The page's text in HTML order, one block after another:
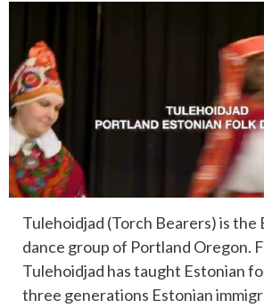
Tulehoidjad (Torch Bearers) is the
dance group of Portland Oregon.
Tulehoidjad has taught Estonian
three generations Estonian